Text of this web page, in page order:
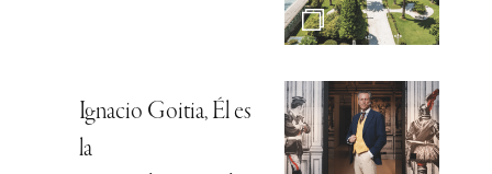
Ignacio Goitia, Él es
la